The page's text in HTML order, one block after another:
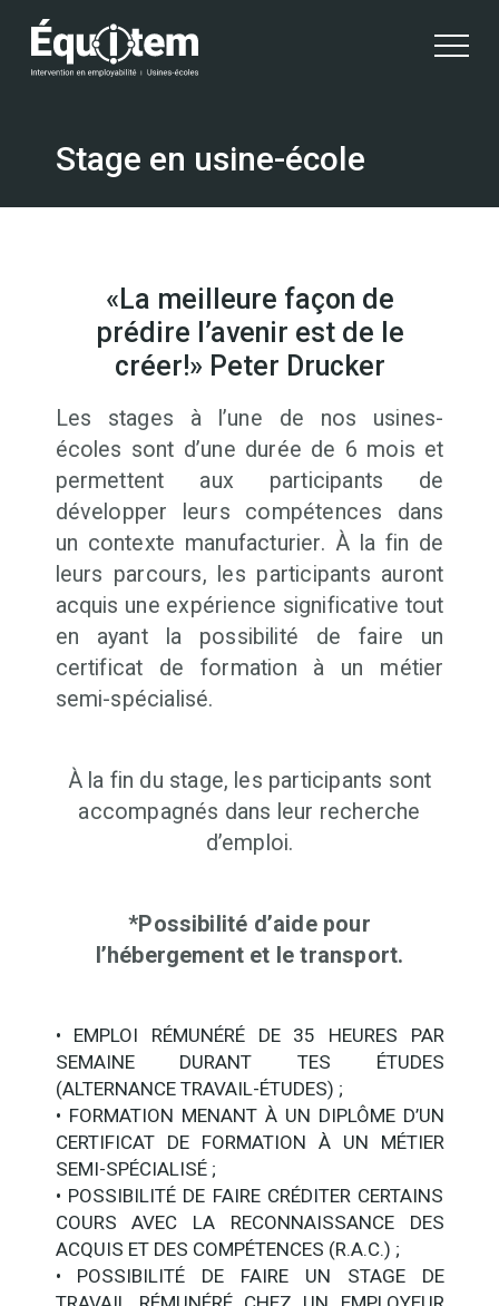
Stage en usine-école
«La meilleure façon de
prédire l’avenir est de le
créer!» Peter Drucker
Les stages à l’une de nos usines-
écoles sont d’une durée de 6 mois et
permettent aux participants de
développer leurs compétences dans
un contexte manufacturier. À la fin de
leurs parcours, les participants auront
acquis une expérience significative tout
en ayant la possibilité de faire un
certificat de formation à un métier
semi-spécialisé.
À la fin du stage, les participants sont
accompagnés dans leur recherche
d’emploi.
*Possibilité d’aide pour
l’hébergement et le transport.
• EMPLOI RÉMUNÉRÉ DE 35 HEURES PAR
SEMAINE DURANT TES ÉTUDES
(ALTERNANCE TRAVAIL-ÉTUDES) ;
• FORMATION MENANT À UN DIPLÔME D’UN
CERTIFICAT DE FORMATION À UN MÉTIER
SEMI-SPÉCIALISÉ ;
• POSSIBILITÉ DE FAIRE CRÉDITER CERTAINS
COURS AVEC LA RECONNAISSANCE DES
ACQUIS ET DES COMPÉTENCES (R.A.C.) ;
• POSSIBILITÉ DE FAIRE UN STAGE DE